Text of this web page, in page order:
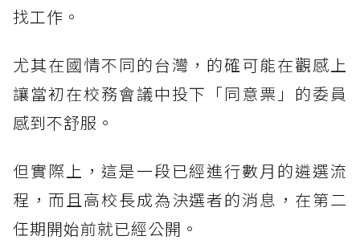
找工作。
尤其在國情不同的台灣，的確可能在觀感上
讓當初在校務會議中投下「同意票」的委員
感到不舒服。
但實際上，這是一段已經進行數月的遴選流
程，而且高校長成為決選者的消息，在第二
任期開始前就已經公開。